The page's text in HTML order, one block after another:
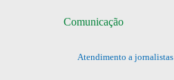
Comunicação
Atendimento a jornalistas